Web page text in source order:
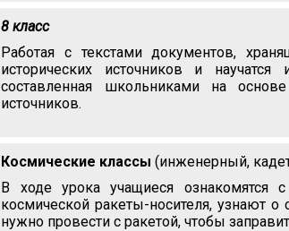
8 класс
Работая с текстами документов,
исторических источников и
составленная школьниками на
источников.
Космические классы (инженерный,
В ходе урока учащиеся ознакомятся
космической ракеты-носителя, узнают о
нужно провести с ракетой, чтобы